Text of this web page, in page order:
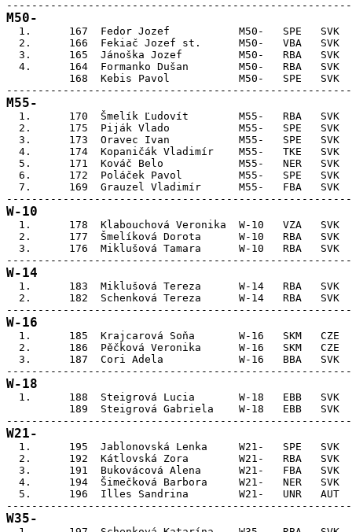
M50-
1.      167  Fedor Jozef           M50-   SPE
2.      166  Fekiač Jozef st.      M50-   VBA
3.      165  Jánoška Jozef         M50-   RBA
4.      164  Formanko Dušan        M50-   RBA
168  Kebis Pavol           M50-   SPE
M55-
1.      170  Šmelík Ľudovít        M55-   RBA
2.      175  Piják Vlado           M55-   SPE
3.      173  Oravec Ivan           M55-   SPE
4.      174  Kopaničák Vladimír    M55-   TKE
5.      171  Kováč Belo            M55-   NER
6.      172  Poláček Pavol         M55-   SPE
7.      169  Grauzel Vladimír      M55-   FBA
W-10
1.      178  Klabouchová Veronika  W-10
2.      177  Šmelíková Dorota      W-10   RBA
3.      176  Miklušová Tamara      W-10   RBA
W-14
1.      183  Miklušová Tereza      W-14
2.      182  Schenková Tereza      W-14   RBA
W-16
1.      185  Krajcarová Soňa       W-16
2.      186  Pěčková Veronika      W-16   SKM
3.      187  Cori Adela            W-16   BBA
W-18
1.      188  Steigrová Lucia       W-18
189  Steigrová Gabriela    W-18   EBB
W21-
1.      195  Jablonovská Lenka     W21-
2.      192  Kátlovská Zora        W21-   RBA
3.      191  Bukovácová Alena      W21-   FBA
4.      194  Šimečková Barbora     W21-   NER
5.      196  Illes Sandrina        W21-   UNR
W35-